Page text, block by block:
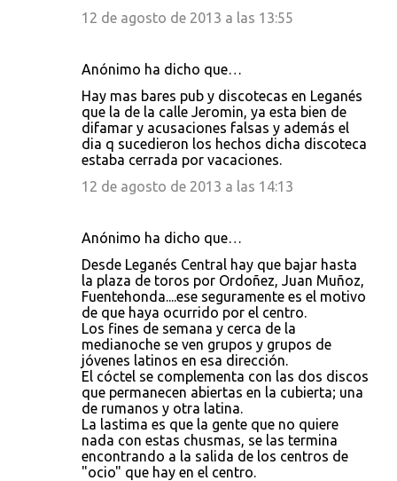
12 de agosto de 2013 a las 13:55
Anónimo ha dicho que…
Hay mas bares pub y discotecas en Leganés
que la de la calle Jeromin, ya esta bien de
difamar y acusaciones falsas y además el
dia q sucedieron los hechos dicha discoteca
estaba cerrada por vacaciones.
12 de agosto de 2013 a las 14:13
Anónimo ha dicho que…
Desde Leganés Central hay que bajar hasta
la plaza de toros por Ordoñez, Juan Muñoz,
Fuentehonda....ese seguramente es el motivo
de que haya ocurrido por el centro.
Los fines de semana y cerca de la
medianoche se ven grupos y grupos de
jóvenes latinos en esa dirección.
El cóctel se complementa con las dos discos
que permanecen abiertas en la cubierta; una
de rumanos y otra latina.
La lastima es que la gente que no quiere
nada con estas chusmas, se las termina
encontrando a la salida de los centros de
"ocio" que hay en el centro.